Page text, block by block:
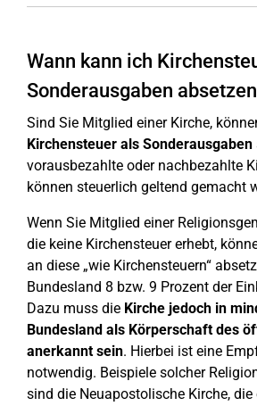
Wann kann ich
Sonderausgaben
Sind Sie Mitglied einer Kirche,
Kirchensteuer als Sonderausgaben
vorausbezahlte oder nachbezahlte
können steuerlich geltend gemacht
Wenn Sie Mitglied einer
die keine Kirchensteuer erhebt,
an diese „wie Kirchensteuern“
Bundesland 8 bzw. 9 Prozent der
Dazu muss die Kirche jedoch in
Bundesland als Körperschaft des
anerkannt sein. Hierbei ist eine
notwendig. Beispiele solcher
sind die Neuapostolische Kirche, die